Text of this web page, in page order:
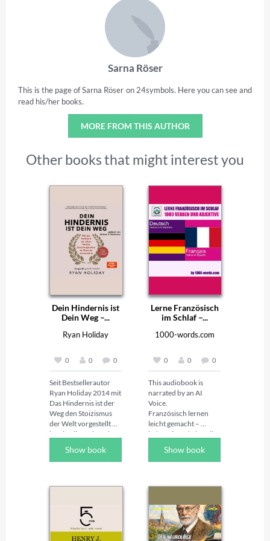
Sarna Röser
This is the page of Sarna Röser on 24symbols. Here you can see and
read his/her books.
MORE FROM THIS AUTHOR
Other books that might interest you
Dein Hindernis ist
Dein Weg –...
Ryan Holiday
0 0 0
Seit Bestsellerautor
Ryan Holiday 2014 mit
Das Hindernis ist der
Weg den Stoizismus
der Welt vorgestellt
hat, ist diese einfache,
Lebensphilosophie zu
einem globalen
In diesem Buch zeigt
Bestsellerautor, wie
der Leser den Umgang
Herausforderungen
Show book
Lerne Französisch
im Schlaf –...
1000-words.com
0 0 0
This audiobook is
narrated by an AI
Voice.
Französisch lernen
leicht gemacht –
jederzeit und überall!
Mit "Lerne
Französisch im Schlaf
Adjektive" kannst du
natürliche und
stressfreie Weise
lernen, egal ob du
Anfänger bist, als
Show book